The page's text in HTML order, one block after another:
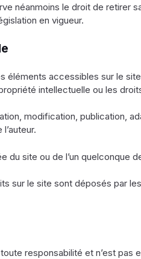
néanmoins le droit de retirer
en vigueur.
éléments accessibles sur le
intellectuelle ou les
modification, publication,
du site ou de l’un
sur le site sont déposés par
responsabilité et n’est